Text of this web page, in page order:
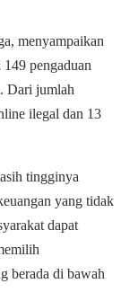
menyampaikan
pengaduan
Dari jumlah
ilegal dan 13
tingginya
yang tidak
dapat
berada di bawah